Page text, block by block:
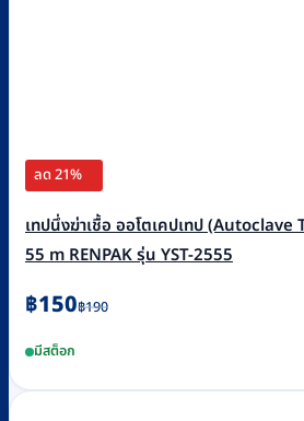
ลด 21%
เทปนึ่งฆ่าเชื้อ ออโตเคปเทป
55 m RENPAK รุ่น YST-2555
฿190
Original
was:
฿190.
฿150
Current
is:
฿150.
มีสต็อก